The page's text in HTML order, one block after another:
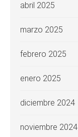
abril 2025
marzo 2025
febrero 2025
enero 2025
diciembre 2024
noviembre 2024